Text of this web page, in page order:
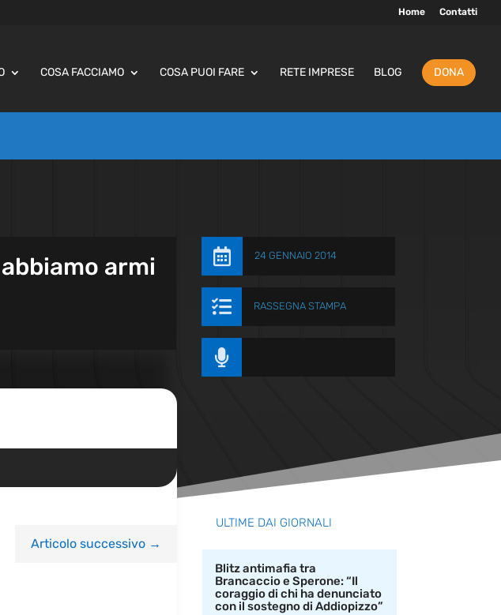
Home Contatti
COSA FACCIAMO COSA PUOI FARE RETE IMPRESE BLOG DONA
armi
 24 GENNAIO 2014
 RASSEGNA STAMPA

Articolo successivo→
ULTIME DAI GIORNALI
Blitz antimafia tra
Brancaccio e Sperone: “Il
coraggio di chi ha denunciato
con il sostegno di Addiopizzo”